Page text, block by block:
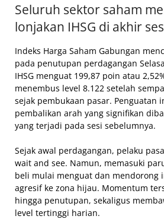
Seluruh sektor saham
lonjakan IHSG di akhir
Indeks Harga Saham Gabungan
pada penutupan perdagangan
IHSG menguat 199,87 poin atau
menembus level 8.122 setelah
sejak pembukaan pasar. Penguatan
pembalikan arah yang signifikan
yang terjadi pada sesi sebelumnya.
Sejak awal perdagangan, pelaku
wait and see. Namun, memasuki
beli mulai menguat dan mendorong
agresif ke zona hijau. Momentum
hingga penutupan, sekaligus
level tertinggi harian.